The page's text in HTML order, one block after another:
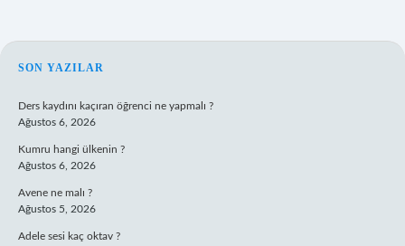
SIDEBAR
SON YAZILAR
Ders kaydını kaçıran öğrenci ne yapmalı ?
Ağustos 6, 2026
Kumru hangi ülkenin ?
Ağustos 6, 2026
Avene ne malı ?
Ağustos 5, 2026
Adele sesi kaç oktav ?